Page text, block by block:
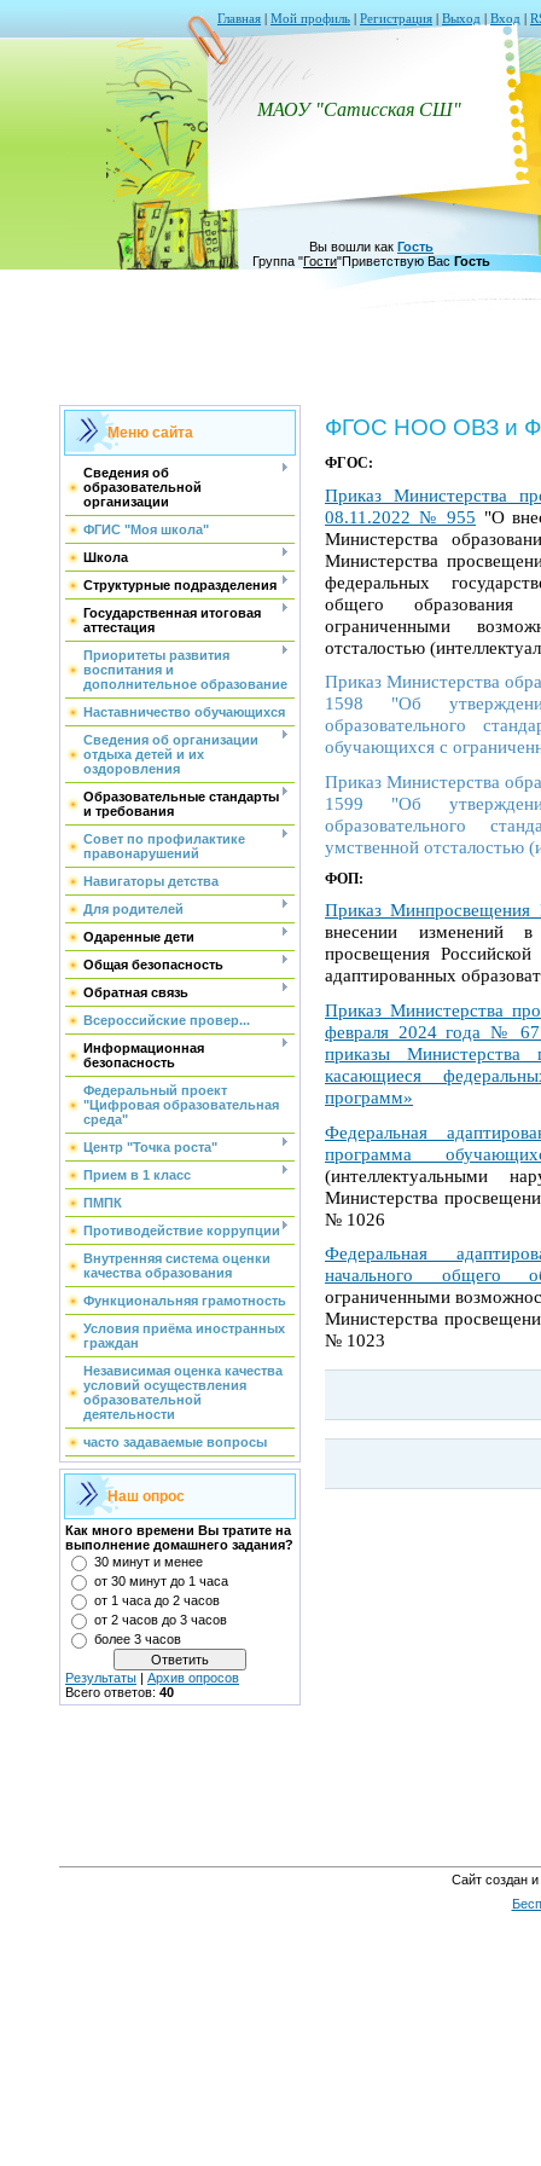
Главная Мой профиль Регистрация Выход Вход
МАОУ "Сатисская СШ"
Вы вошли как Гость
Группа "Гости"Приветствую Вас Гость
Меню сайта
Сведения об
образовательной
организации
ФГИС "Моя школа"
Школа
Структурные подразделения
Государственная итоговая
аттестация
Приоритеты развития
воспитания и
дополнительное образование
Наставничество обучающихся
Сведения об организации
отдыха детей и их
оздоровления
Образовательные стандарты
и требования
Совет по профилактике
правонарушений
Навигаторы детства
Для родителей
Одаренные дети
Общая безопасность
Обратная связь
Всероссийские провер...
Информационная
безопасность
Федеральный проект
"Цифровая образовательная
среда"
Центр "Точка роста"
Прием в 1 класс
ПМПК
Противодействие коррупции
Внутренняя система оценки
качества образования
Функциональняя грамотность
Условия приёма иностранных
граждан
Независимая оценка качества
условий осуществления
образовательной
деятельности
часто задаваемые вопросы
Наш опрос
Как много времени Вы тратите на
выполнение домашнего задания?
30 минут и менее
от 30 минут до 1 часа
от 1 часа до 2 часов
от 2 часов до 3 часов
более 3 часов
Результаты | Архив опросов
Всего ответов: 40
ФГОС НОО ОВЗ и
ФГОС:
Приказ Министерства
08.11.2022 № 955 "О
Министерства
Министерства
федеральных
общего
ограниченными
отсталостью
Приказ Министерства
1598 "Об
образовательного
обучающихся с
Приказ Министерства
1599 "Об
образовательного
умственной отсталостью
ФОП:
Приказ
внесении изменений
просвещения
адаптированных
Приказ Министерства
февраля 2024 года № 67
приказы Министерства
касающиеся
программ»
Федеральная
программа
(интеллектуальными
Министерства
№ 1026
Федеральная
начального общего
ограниченными
Министерства
№ 1023
Сайт создан